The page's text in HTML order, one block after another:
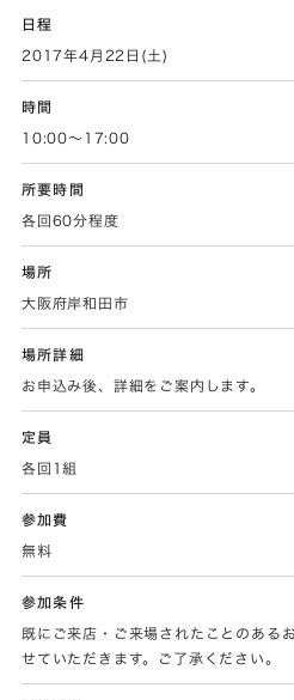
日程
2017年4月22日(土)
時間
10:00～17:00
所要時間
各回60分程度
場所
大阪府岸和田市
場所詳細
お申込み後、詳細をご案内します。
定員
各回1組
参加費
無料
参加条件
既にご来店・ご来場されたことのある
せていただきます。ご了承ください。